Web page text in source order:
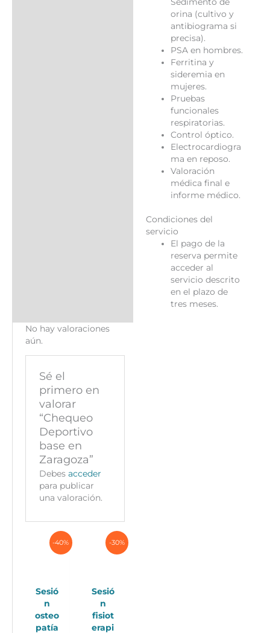
orina (cultivo y
antibiograma si
precisa).
PSA en hombres.
Ferritina y
sideremia en
mujeres.
Pruebas
funcionales
respiratorias.
Control óptico.
Electrocardiogra
ma en reposo.
Valoración
médica final e
informe médico.
Condiciones del
servicio
El pago de la
reserva permite
acceder al
servicio descrito
en el plazo de
tres meses.
No hay valoraciones
aún.
Sé el
primero en
valorar
“Chequeo
Deportivo
base en
Zaragoza”
Debesacceder
para publicar
una valoración.
-40%
Sesió
n
osteo
patía
-30%
Sesió
n
fisiot
erapi